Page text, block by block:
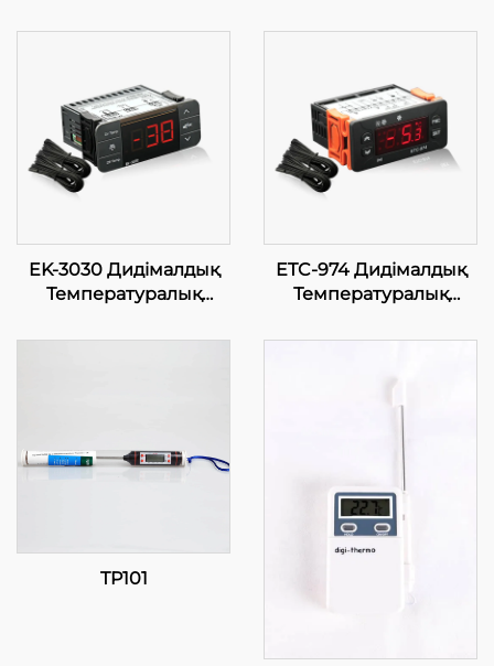
EK-3030 Дидімалдық
Температуралық
және Коммерциялық
ETC-974 Дидімалдық
Температуралық
Қолданбалар үшін
Температуралық
Контроль
TP101